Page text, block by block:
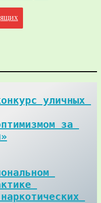
уличных
за